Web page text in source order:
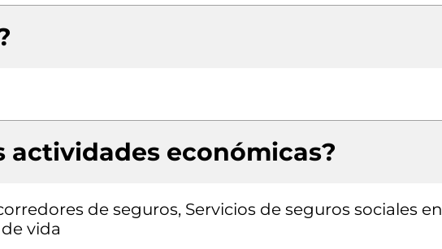
actividades económicas?
de seguros, Servicios de seguros sociales en
vida